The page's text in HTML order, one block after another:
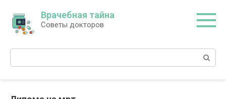
контенту
Врачебная тайна
Советы докторов
Поиск: